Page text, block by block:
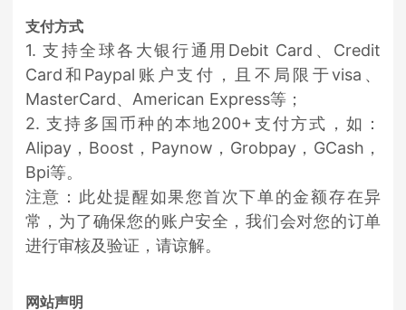
支付方式
1. 支持全球各大银行通用Debit Card、Credit
Card和Paypal账户支付，且不局限于visa、
MasterCard、American Express等；
2. 支持多国币种的本地200+支付方式，如：
Alipay，Boost，Paynow，Grobpay，GCash，
Bpi等。
注意：此处提醒如果您首次下单的金额存在异
常，为了确保您的账户安全，我们会对您的订单
进行审核及验证，请谅解。
网站声明